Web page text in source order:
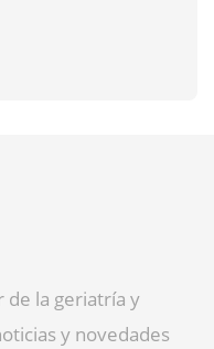
de la geriatría y
y novedades